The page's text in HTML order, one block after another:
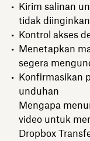
Kirim salinan
tidak diinginkan
Kontrol akses
Menetapkan
segera
Konfirmasikan
unduhan
Mengapa
video untuk
Dropbox